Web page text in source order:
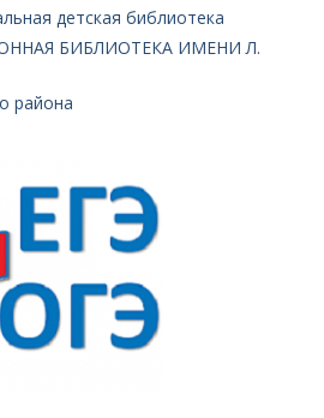
детская библиотека
БИБЛИОТЕКА ИМЕНИ Л.
района